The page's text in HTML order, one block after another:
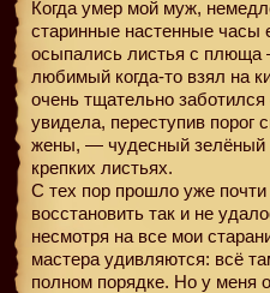
Когда умер мой муж,
старинные настенные часы
осыпались листья с плюща
любимый когда-то взял на
очень тщательно
увидела, переступив порог
жены, — чудесный зелёный
крепких листьях.
С тех пор прошло уже
восстановить так и не
несмотря на все мои
мастера удивляются: всё
полном порядке. Но у меня